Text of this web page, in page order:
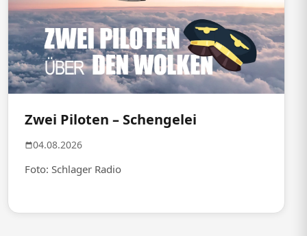
Zwei Piloten – Schengelei
04.08.2026
Foto: Schlager Radio